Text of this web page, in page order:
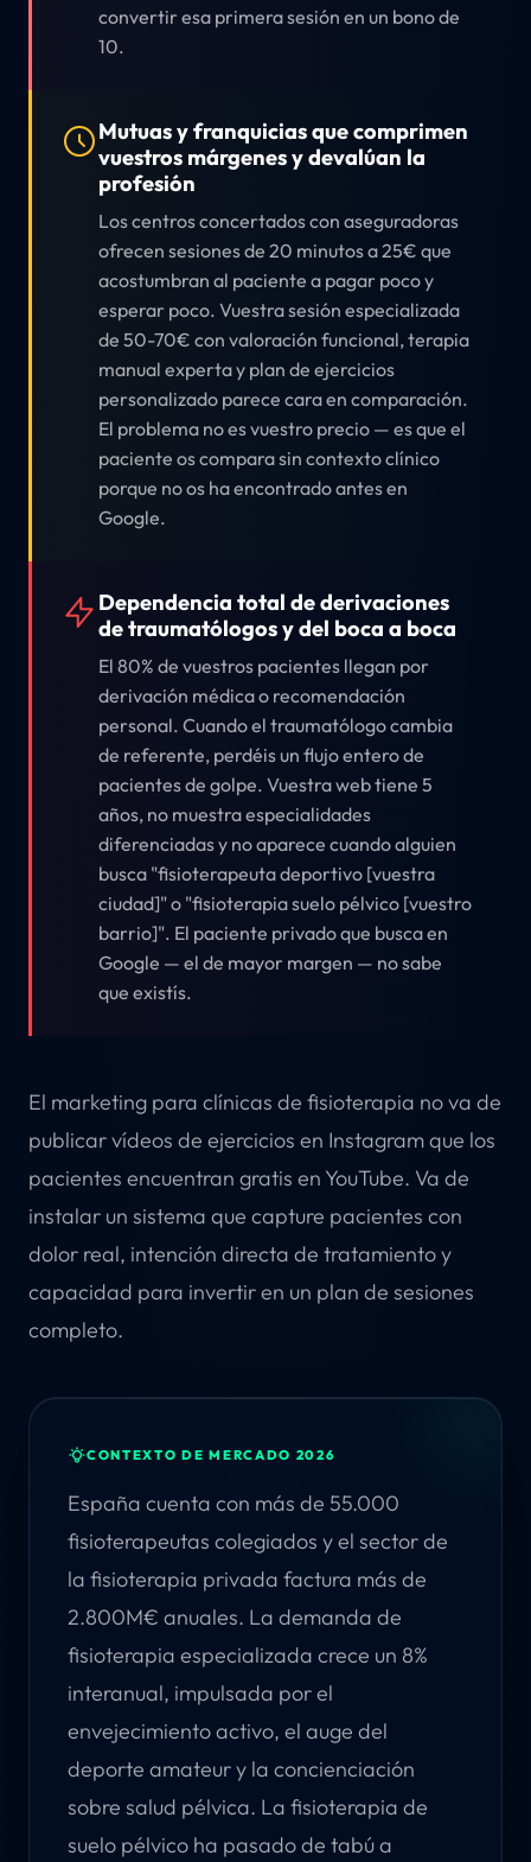
convertir esa primera sesión en un bono de
10.
Mutuas y franquicias que comprimen
vuestros márgenes y devalúan la
profesión
Los centros concertados con aseguradoras
ofrecen sesiones de 20 minutos a 25€ que
acostumbran al paciente a pagar poco y
esperar poco. Vuestra sesión especializada
de 50-70€ con valoración funcional, terapia
manual experta y plan de ejercicios
personalizado parece cara en comparación.
El problema no es vuestro precio — es que el
paciente os compara sin contexto clínico
porque no os ha encontrado antes en
Google.
Dependencia total de derivaciones
de traumatólogos y del boca a boca
El 80% de vuestros pacientes llegan por
derivación médica o recomendación
personal. Cuando el traumatólogo cambia
de referente, perdéis un flujo entero de
pacientes de golpe. Vuestra web tiene 5
años, no muestra especialidades
diferenciadas y no aparece cuando alguien
busca "fisioterapeuta deportivo [vuestra
ciudad]" o "fisioterapia suelo pélvico [vuestro
barrio]". El paciente privado que busca en
Google — el de mayor margen — no sabe
que existís.
El marketing para clínicas de fisioterapia no va de
publicar vídeos de ejercicios en Instagram que los
pacientes encuentran gratis en YouTube. Va de
instalar un sistema que capture pacientes con
dolor real, intención directa de tratamiento y
capacidad para invertir en un plan de sesiones
completo.
CONTEXTO DE MERCADO 2026
España cuenta con más de 55.000
fisioterapeutas colegiados y el sector de
la fisioterapia privada factura más de
2.800M€ anuales. La demanda de
fisioterapia especializada crece un 8%
interanual, impulsada por el
envejecimiento activo, el auge del
deporte amateur y la concienciación
sobre salud pélvica. La fisioterapia de
suelo pélvico ha pasado de tabú a